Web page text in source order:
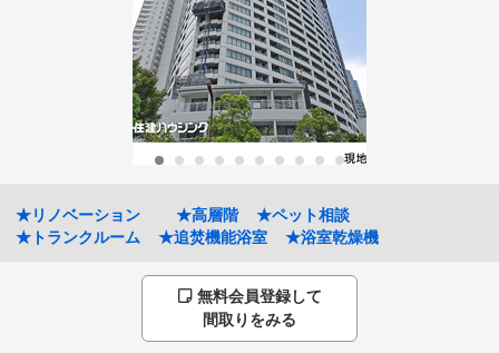
★リノベーション ★高層階
★ペット相談
★トランクルーム
★追焚機能浴室 ★浴室乾燥機
無料会員登録して
間取りをみる